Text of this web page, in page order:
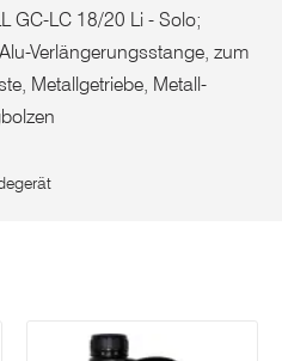
GC-LC 18/20 Li - Solo;
Verlängerungsstange, zum
Metallgetriebe, Metall-